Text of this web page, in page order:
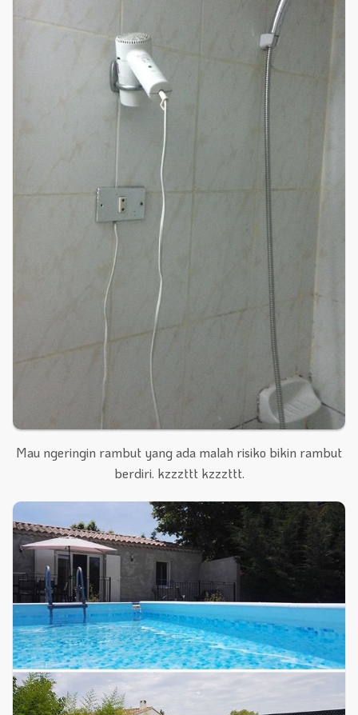
Mau ngeringin rambut yang ada malah risiko bikin rambut
berdiri. kzzzttt kzzzttt.